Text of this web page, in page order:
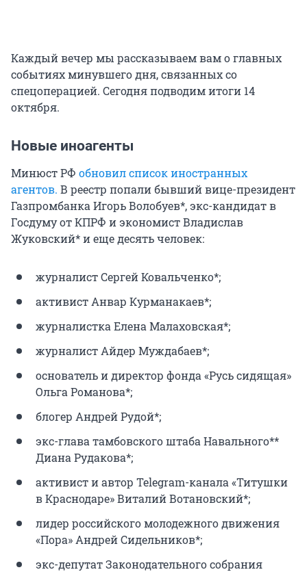
Каждый вечер мы рассказываем вам о главных
событиях минувшего дня, связанных со
спецоперацией. Сегодня подводим итоги 14
октября.
Новые иноагенты
Минюст РФ обновил список иностранных
агентов. В реестр попали бывший вице-президент
Газпромбанка Игорь Волобуев*, экс-кандидат в
Госдуму от КПРФ и экономист Владислав
Жуковский* и еще десять человек:
журналист Сергей Ковальченко*;
активист Анвар Курманакаев*;
журналистка Елена Малаховская*;
журналист Айдер Муждабаев*;
основатель и директор фонда «Русь сидящая»
Ольга Романова*;
блогер Андрей Рудой*;
экс-глава тамбовского штаба Навального**
Диана Рудакова*;
активист и автор Telegram-канала «Титушки
в Краснодаре» Виталий Вотановский*;
лидер российского молодежного движения
«Пора» Андрей Сидельников*;
экс-депутат Законодательного собрания